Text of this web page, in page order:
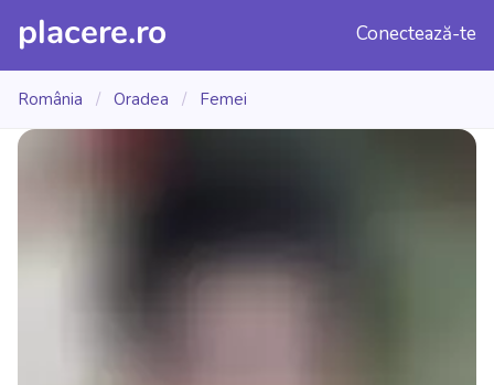
placere.ro Conectează-te
România / Oradea / Femei